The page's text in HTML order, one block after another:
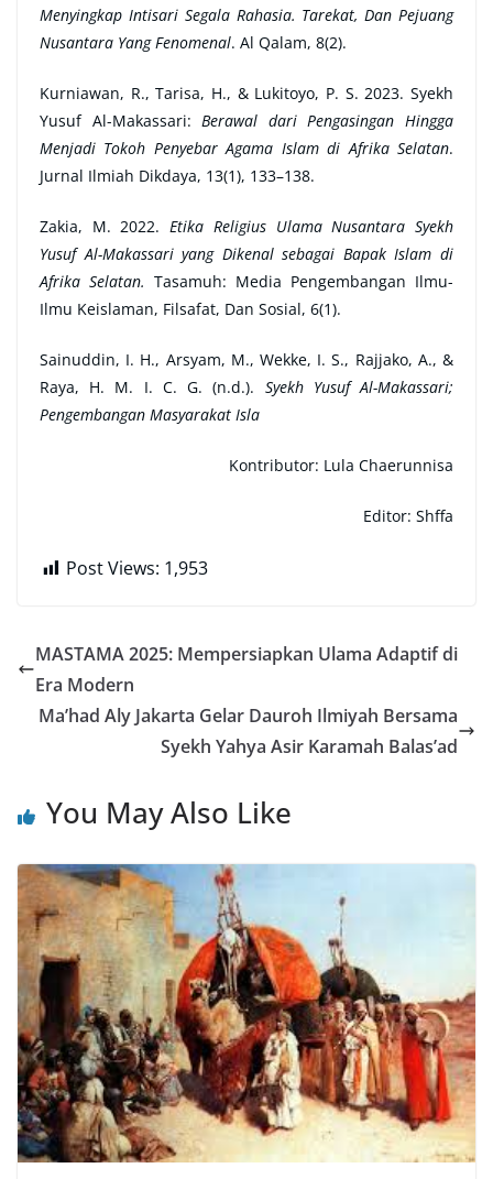
Menyingkap Intisari Segala Rahasia. Tarekat, Dan Pejuang
Nusantara Yang Fenomenal. Al Qalam, 8(2).
Kurniawan, R., Tarisa, H., & Lukitoyo, P. S. 2023. Syekh
Yusuf Al-Makassari:Berawal dari Pengasingan Hingga
Menjadi Tokoh Penyebar Agama Islam di Afrika Selatan.
Jurnal Ilmiah Dikdaya, 13(1), 133–138.
Zakia, M. 2022.Etika Religius Ulama Nusantara Syekh
Yusuf Al-Makassari yang Dikenal sebagai Bapak Islam di
Afrika Selatan. Tasamuh: Media Pengembangan Ilmu-
Ilmu Keislaman, Filsafat, Dan Sosial, 6(1).
Sainuddin, I. H., Arsyam, M., Wekke, I. S., Rajjako, A., &
Raya, H. M. I. C. G. (n.d.). Syekh Yusuf Al-Makassari;
Pengembangan Masyarakat Isla
Kontributor: Lula Chaerunnisa
Editor: Shffa
Post Views: 1,953
MASTAMA 2025: Mempersiapkan Ulama Adaptif di
Era Modern
Ma’had Aly Jakarta Gelar Dauroh Ilmiyah Bersama
Syekh Yahya Asir Karamah Balas’ad
You May Also Like